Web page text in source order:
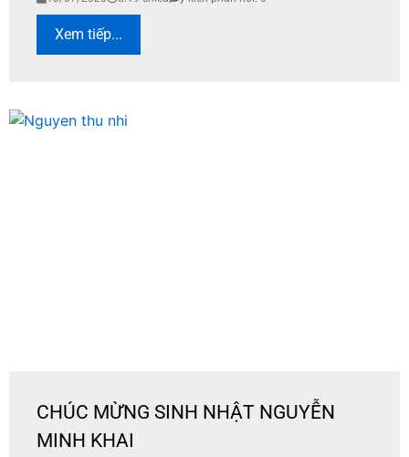
Xem tiếp...
CHÚC MỪNG SINH NHẬT NGUYỄN
MINH KHAI